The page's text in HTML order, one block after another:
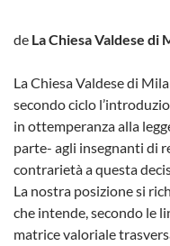
de La Chiesa Valdese di
La Chiesa Valdese di
secondo ciclo
in ottemperanza alla
parte- agli insegnanti di
contrarietà a questa
La nostra posizione si
che intende, secondo le
matrice valoriale